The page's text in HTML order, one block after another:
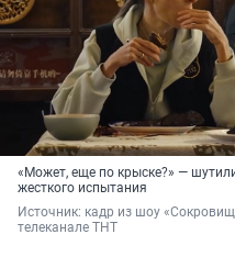
«Может, еще по крыске?» —
жесткого испытания
Источник: кадр из шоу
телеканале ТНТ